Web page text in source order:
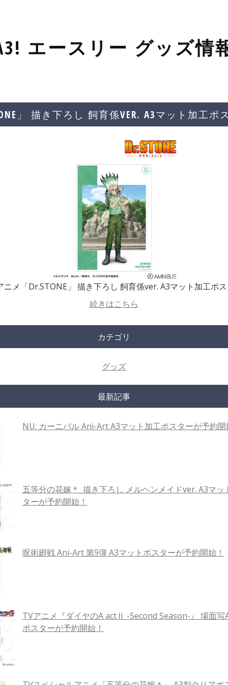
エースリー グッズ情
」 描き下ろし 飼育係VER. A3マット加工ポ
ニメ「Dr.STONE」 描き下ろし 飼育係ver. A3マット加工ポ
続きはこちら
カテゴリ
グッズ
最新記事
NU: カーニバル Ani-Art A3マット加工ポスターが予約開
五等分の花嫁＊_描き下ろし メルヘンメイドver. A3マッ
ターが予約開始！
呪術廻戦 Ani-Art 第9弾 A3マットポスターが予約開始！
TVアニメ『ダイヤのA actⅡ -Second Season-』 場面写
ポスターが予約開始！